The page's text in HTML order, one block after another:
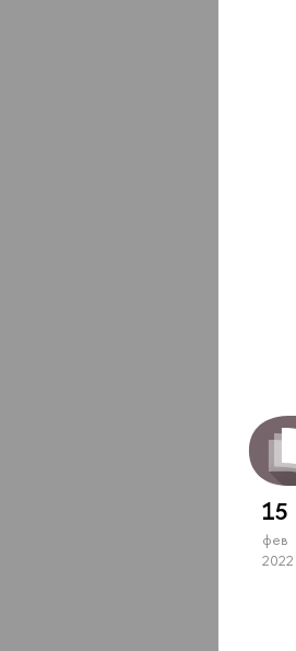
15
фев
2022